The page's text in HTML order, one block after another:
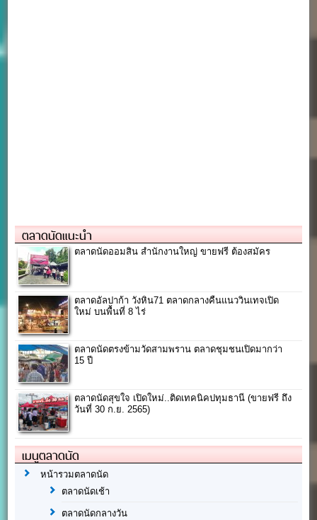
ตลาดนัดแนะนำ
ตลาดนัดออมสิน สำนักงานใหญ่ ขายฟรี ต้องสมัคร
ตลาดอัลปาก้า วังหิน71 ตลาดกลางคืนแนววินเทจเปิด
ใหม่ บนพื้นที่ 8 ไร่
ตลาดนัดตรงข้ามวัดสามพราน ตลาดชุมชนเปิดมากว่า
15 ปี
ตลาดนัดสุขใจ เปิดใหม่..ติดเทคนิคปทุมธานี (ขายฟรี ถึง
วันที่ 30 ก.ย. 2565)
เมนูตลาดนัด
หน้ารวมตลาดนัด
ตลาดนัดเช้า
ตลาดนัดกลางวัน